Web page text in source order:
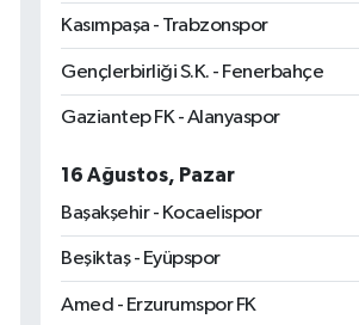
Kasımpaşa - Trabzonspor
Gençlerbirliği S.K. - Fenerbahçe
Gaziantep FK - Alanyaspor
16 Ağustos, Pazar
Başakşehir - Kocaelispor
Beşiktaş - Eyüpspor
Amed - Erzurumspor FK